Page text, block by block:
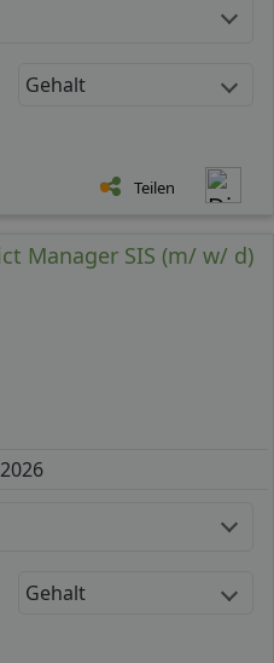
Gehalt
Teilen
Manager SIS (m/ w/ d)
Gehalt